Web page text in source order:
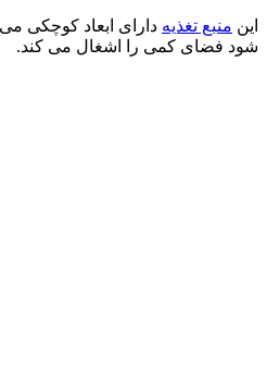
این منبع تغذیه دارای ابعاد کوچکی
شود فضای کمی را اشغال می کند.